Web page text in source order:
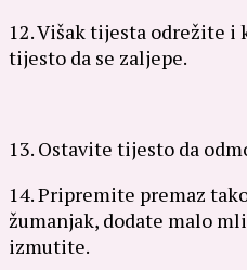
12. Višak tijesta odrežite
tijesto da se zaljepe.
13. Ostavite tijesto da
14. Pripremite premaz
žumanjak, dodate malo
izmutite.